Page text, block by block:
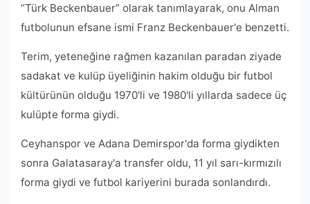
“Türk Beckenbauer” olarak tanımlayarak, onu Alman
futbolunun efsane ismi Franz Beckenbauer'e benzetti.
Terim, yeteneğine rağmen kazanılan paradan ziyade
sadakat ve kulüp üyeliğinin hakim olduğu bir futbol
kültürünün olduğu 1970'li ve 1980'li yıllarda sadece üç
kulüpte forma giydi.
Ceyhanspor ve Adana Demirspor'da forma giydikten
sonra Galatasaray'a transfer oldu, 11 yıl sarı-kırmızılı
forma giydi ve futbol kariyerini burada sonlandırdı.